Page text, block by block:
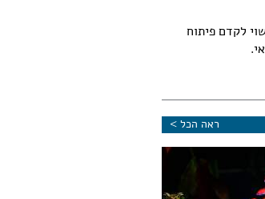
לקדם פיתוח
ראה הכל >